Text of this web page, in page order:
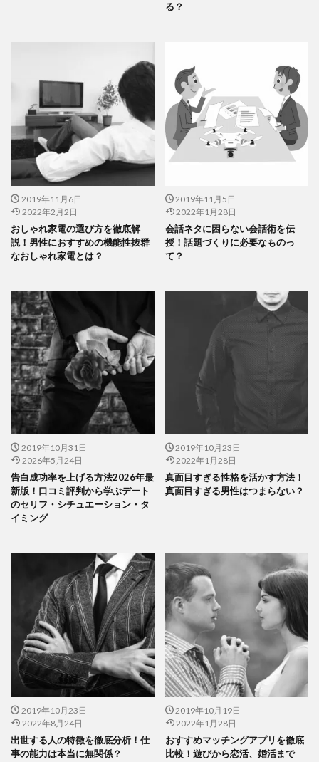
る？
2019年11月6日
2022年2月2日
おしゃれ家電の選び方を徹底解
説！男性におすすめの機能性抜群
なおしゃれ家電とは？
2019年11月5日
2022年1月28日
会話ネタに困らない会話術を伝
授！話題づくりに必要なものっ
て？
2019年10月31日
2026年5月24日
告白成功率を上げる方法2026年最
新版！口コミ評判から学ぶデート
のセリフ・シチュエーション・タ
イミング
2019年10月23日
2022年1月28日
真面目すぎる性格を活かす方法！
真面目すぎる男性はつまらない？
2019年10月23日
2022年8月24日
出世する人の特徴を徹底分析！仕
事の能力は本当に無関係？
2019年10月19日
2022年1月28日
おすすめマッチングアプリを徹底
比較！遊びから恋活、婚活まで